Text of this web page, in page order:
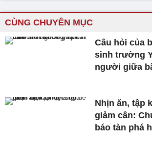
CÙNG CHUYÊN MỤC
Câu hỏi của
sinh trường
người giữa
Nhịn ăn, tập
giảm cân:
báo tàn phá